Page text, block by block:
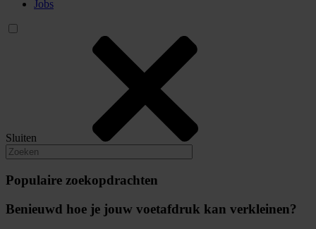
Jobs
Sluiten
Populaire zoekopdrachten
Benieuwd hoe je jouw voetafdruk kan verkleinen?